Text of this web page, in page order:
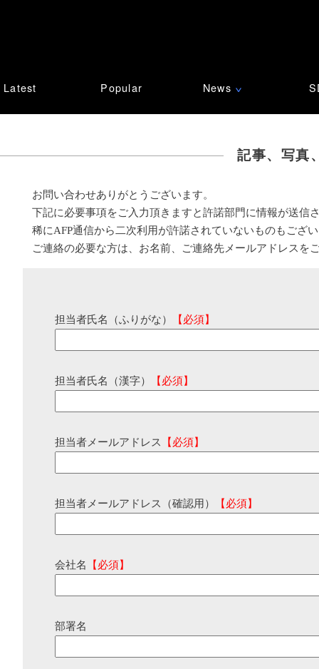
Latest Popular News ∨
記事、写真
お問い合わせありがとうございます。
下記に必要事項をご入力頂きますと許諾部門に情報が送信
稀にAFP通信から二次利用が許諾されていないものもござ
ご連絡の必要な方は、お名前、ご連絡先メールアドレスを
担当者氏名（ふりがな） 【必須】
担当者氏名（漢字） 【必須】
担当者メールアドレス 【必須】
担当者メールアドレス（確認用） 【必須】
会社名 【必須】
部署名